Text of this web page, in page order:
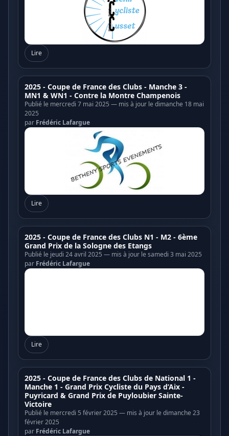
Lire
2025 - Coupe de France des Clubs - Manche 3 -
MN1 & WN1 - Contre la Montre Champenois
Publié le mercredi 7 mai 2025 — mis à jour le dimanche 18 mai
2025
par Frédéric Lafargue
Lire
2025 - Coupe de France des Clubs N1 - M2 - 6ème
Grand Prix de la Sologne des Etangs
Publié le jeudi 24 avril 2025 — mis à jour le samedi 3 mai 2025
par Frédéric Lafargue
Lire
2025 - Coupe de France des Clubs de National 1 -
Manche 1 - Grand Prix Cycliste du Pays d’Aix -
Puyricard & Grand Prix de Puyloubier Sainte-
Victoire
Publié le mercredi 5 février 2025 — mis à jour le dimanche 23
février 2025
par Frédéric Lafargue